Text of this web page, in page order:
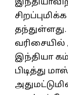
இந்தியா
பிடித்து